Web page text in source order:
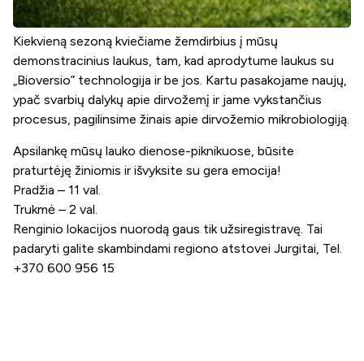
Kiekvieną sezoną kviečiame žemdirbius į mūsų
demonstracinius laukus, tam, kad aprodytume laukus su
„Bioversio” technologija ir be jos. Kartu pasakojame naujų,
ypač svarbių dalykų apie dirvožemį ir jame vykstančius
procesus, pagilinsime žinais apie dirvožemio mikrobiologiją.
Apsilankę mūsų lauko dienose-piknikuose, būsite
praturtėję žiniomis ir išvyksite su gera emocija!
Pradžia – 11 val.
Trukmė – 2 val.
Renginio lokacijos nuorodą gaus tik užsiregistravę. Tai
padaryti galite skambindami regiono atstovei Jurgitai, Tel.
+370 600 956 15